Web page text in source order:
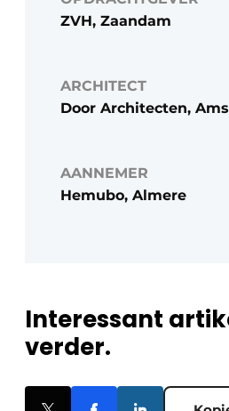
ZVH, Zaandam
ARCHITECT
Door Architecten,
AANNEMER
Hemubo, Almere
Interessant
verder.